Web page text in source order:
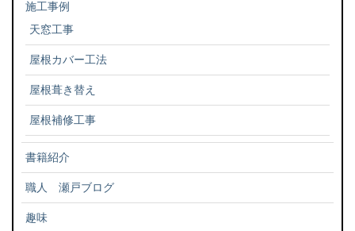
施工事例
天窓工事
屋根カバー工法
屋根葺き替え
屋根補修工事
書籍紹介
職人 瀬戸ブログ
趣味